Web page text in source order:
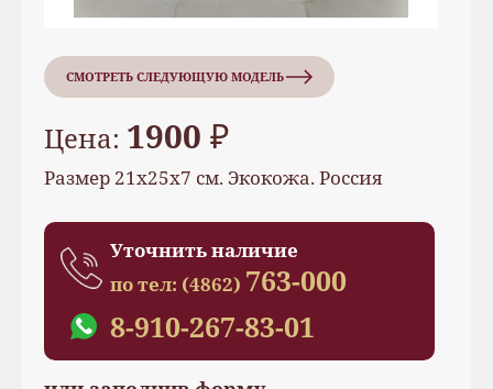
СМОТРЕТЬ СЛЕДУЮЩУЮ МОДЕЛЬ
Цена: 1900 ₽
Размер 21х25х7 см. Экокожа. Россия
Уточнить наличие
по тел: (4862) 763-000
8-910-267-83-01